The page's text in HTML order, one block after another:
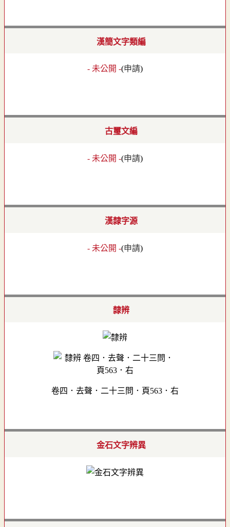
漢簡文字類編
- 未公開 -(申請)
古璽文編
- 未公開 -(申請)
漢隸字源
- 未公開 -(申請)
隸辨
卷四．去聲．二十三問．頁563．右
金石文字辨異